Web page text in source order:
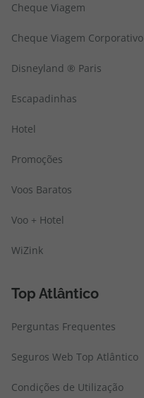
Cheque Viagem
Cheque Viagem Corporativo
Disneyland ® Paris
Escapadinhas
Hotel
Promoções
Voos Baratos
Voo + Hotel
WiZink
Top Atlântico
Perguntas Frequentes
Seguros Web Top Atlântico
Condições de Utilização